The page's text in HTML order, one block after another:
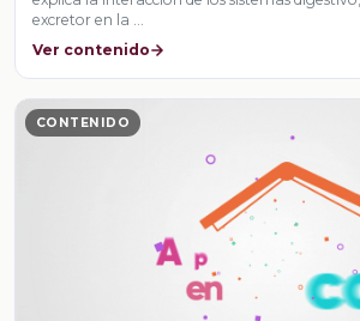
excretor en la …
Ver contenido
CONTENIDO